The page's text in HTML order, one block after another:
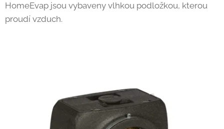
HomeEvap jsou vybaveny vlhkou podložkou, kterou
proudí vzduch.